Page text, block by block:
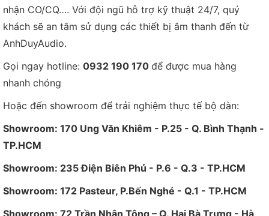
nhận CO/CQ…. Với đội ngũ hỗ trợ kỹ thuật 24/7, quý
khách sẽ an tâm sử dụng các thiết bị âm thanh đến từ
AnhDuyAudio.
Gọi ngay hotline: 0932 190 170 để được mua hàng
nhanh chóng
Hoặc đến showroom để trải nghiệm thực tế bộ dàn:
Showroom: 170 Ung Văn Khiêm - P.25 - Q. Bình Thạnh -
TP.HCM
Showroom: 235 Điện Biên Phủ - P.6 - Q.3 - TP.HCM
Showroom: 172 Pasteur, P.Bến Nghé - Q.1 - TP.HCM